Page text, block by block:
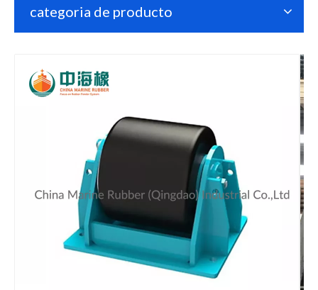
categoria de producto